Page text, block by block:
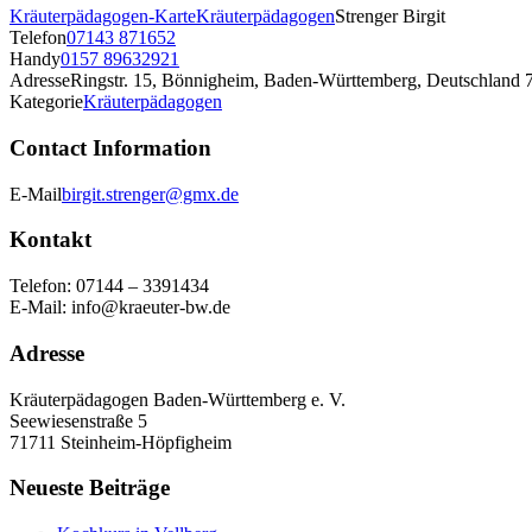
Kräuterpädagogen-KarteKräuterpädagogenStrenger Birgit
Telefon07143 871652
Handy0157 89632921
AdresseRingstr. 15, Bönnigheim, Baden-Württemberg, Deutschland
KategorieKräuterpädagogen
Contact Information
E-Mailbirgit.strenger@gmx.de
Kontakt
Telefon: 07144 – 3391434
E-Mail: info@kraeuter-bw.de
Adresse
Kräuterpädagogen Baden-Württemberg e. V.
Seewiesenstraße 5
71711 Steinheim-Höpfigheim
Neueste Beiträge